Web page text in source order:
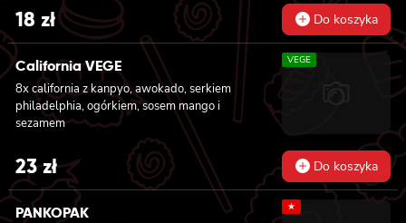
18 zł Do koszyka
California VEGE
8x california z kanpyo, awokado, serkiem
philadelphia, ogórkiem, sosem mango i
sezamem
VEGE
23zł Do koszyka
PANKOPAK ★